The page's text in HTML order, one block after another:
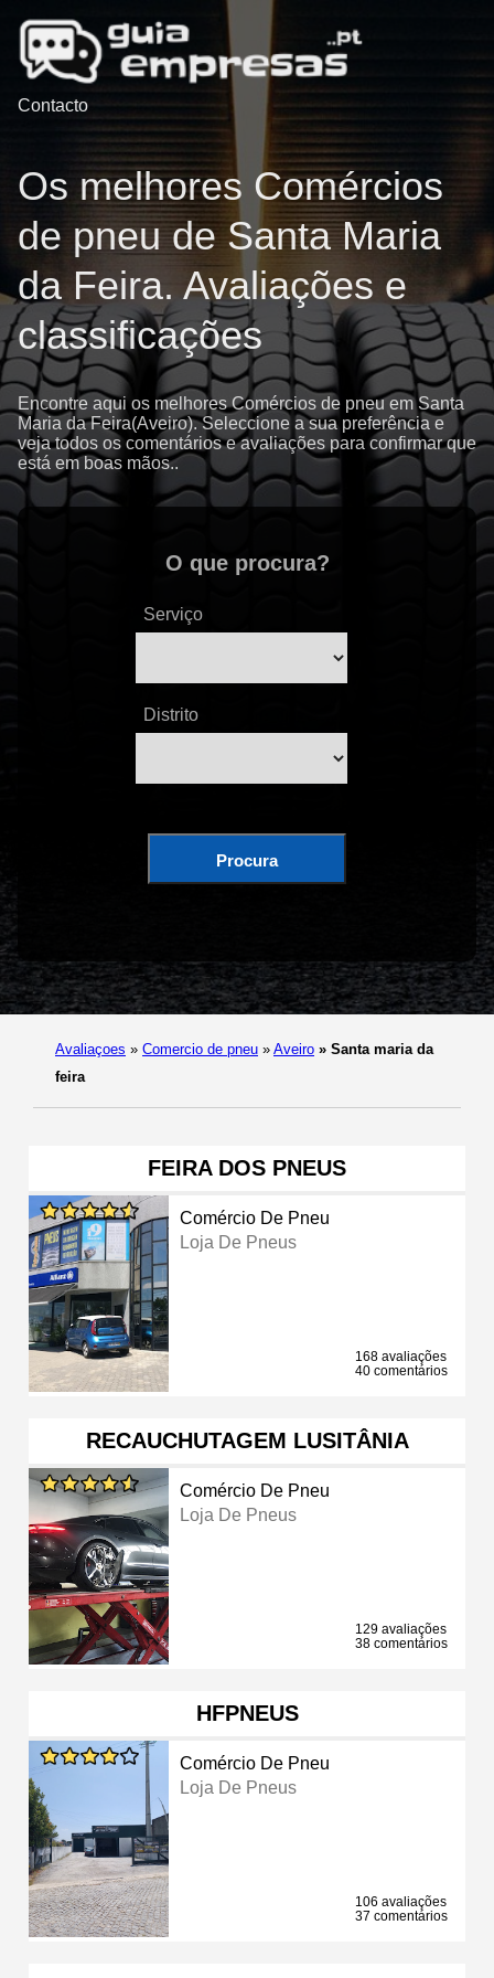
Contacto
Os melhores Comércios
de pneu de Santa Maria
da Feira. Avaliações e
classificações
Encontre aqui os melhores Comércios de pneu em Santa
Maria da Feira(Aveiro). Seleccione a sua preferência e
veja todos os comentários e avaliações para confirmar que
está em boas mãos..
O que procura?
Serviço
Distrito
Procura
Avaliaçoes » Comercio de pneu » Aveiro » Santa maria da
feira
FEIRA DOS PNEUS
Comércio De Pneu
Loja De Pneus
168 avaliações
40 comentários
RECAUCHUTAGEM LUSITÂNIA
Comércio De Pneu
Loja De Pneus
129 avaliações
38 comentários
HFPNEUS
Comércio De Pneu
Loja De Pneus
106 avaliações
37 comentários